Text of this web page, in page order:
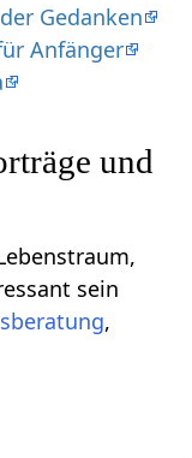
Gedanken
Anfänger
und
sein
,